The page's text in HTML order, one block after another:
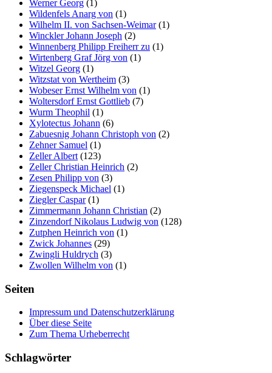
Werner Georg (1)
Wildenfels Anarg von (1)
Wilhelm II. von Sachsen-Weimar(1)
Winckler Johann Joseph (2)
Winnenberg Philipp Freiherr zu (1)
Wirtenberg Graf Jörg von (1)
Witzel Georg (1)
Witzstat von Wertheim (3)
Wobeser Ernst Wilhelm von (1)
Woltersdorf Ernst Gottlieb (7)
Wurm Theophil (1)
Xylotectus Johann (6)
Zabuesnig Johann Christoph von (2)
Zehner Samuel (1)
Zeller Albert (123)
Zeller Christian Heinrich (2)
Zesen Philipp von (3)
Ziegenspeck Michael (1)
Ziegler Caspar(1)
Zimmermann Johann Christian (2)
Zinzendorf Nikolaus Ludwig von (128)
Zutphen Heinrich von (1)
Zwick Johannes (29)
Zwingli Huldrych (3)
Zwollen Wilhelm von (1)
Seiten
Impressum und Datenschutzerklärung
Über diese Seite
Zum Thema Urheberrecht
Schlagwörter